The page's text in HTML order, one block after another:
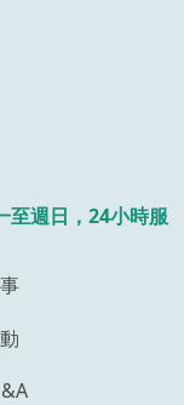
至週日，24小時服